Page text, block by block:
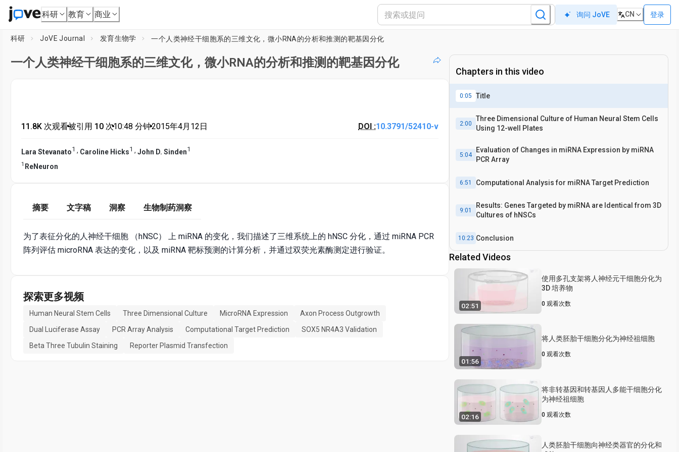
科研 教育 商业 询问 JoVE CN 登录
科研 JoVE Journal 发育生物学 一个人类神经干细胞系的三维文化，微小RNA的分析和推测的靶基因分化
一个人类神经干细胞系的三维文化，微小RNA的分析和推测的靶基因分化
11.8K 次观看•被引用 10 次•10:48 分钟•2015年4月12日 DOI :10.3791/52410-v
Lara Stevanato1 , Caroline Hicks1 , John D. Sinden1
1 ReNeuron
摘要 文字稿 洞察 生物制药洞察
为了表征分化的人神经干细胞 （hNSC） 上 miRNA 的变化，我们描述了三维系统上的 hNSC 分化，通过 miRNA PCR
阵列评估 microRNA 表达的变化，以及 miRNA 靶标预测的计算分析，并通过双荧光素酶测定进行验证。
探索更多视频
Human Neural Stem Cells Three Dimensional Culture MicroRNA Expression
Axon Process Outgrowth
Dual Luciferase Assay
PCR Array Analysis Computational Target Prediction
SOX5 NR4A3 Validation
Beta Three Tubulin Staining
Reporter Plasmid Transfection
Chapters in this video
0:05 Title
2:00
Three Dimensional Culture of Human Neural Stem Cells
Using 12-well Plates
5:04
Evaluation of Changes in miRNA Expression by miRNA
PCR Array
6:51 Computational Analysis for miRNA Target Prediction
9:01
Results: Genes Targeted by miRNA are Identical from 3D
Cultures of hNSCs
10:23 Conclusion
Related Videos
02:51
使用多孔支架将人神经元干细胞分化为
3D 培养物
0 观看次数
01:56
将人类胚胎干细胞分化为神经祖细胞
0 观看次数
02:16
将非转基因和转基因人多能干细胞分化
为神经祖细胞
0 观看次数
人类胚胎干细胞向神经类器官的分化和